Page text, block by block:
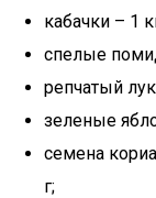
кабачки – 1
спелые
репчатый
зеленые
семена
г;